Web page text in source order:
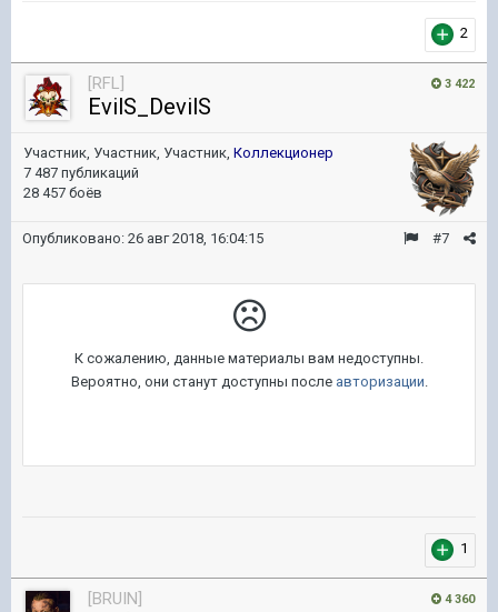
2
3 422
[RFL]
EvilS_DevilS
Участник, Участник, Участник, Коллекционер
7 487 публикаций
28 457 боёв
#7
Опубликовано: 26 авг 2018, 16:04:15
1
4 360
[BRUIN]